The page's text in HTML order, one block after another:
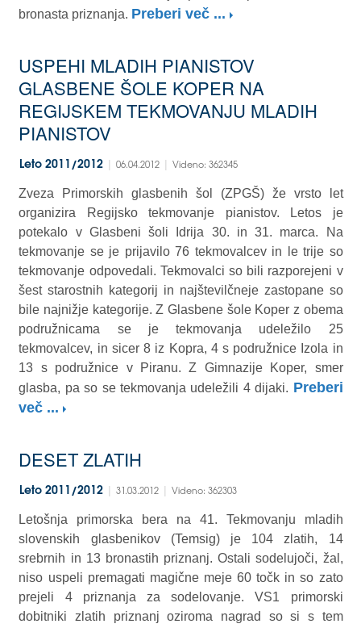
bronasta priznanja. Preberi več ...
USPEHI MLADIH PIANISTOV
GLASBENE ŠOLE KOPER NA
REGIJSKEM TEKMOVANJU MLADIH
PIANISTOV
Leto 2011/2012 | 06.04.2012 | Videno: 362345
Zveza Primorskih glasbenih šol (ZPGŠ) že vrsto let
organizira Regijsko tekmovanje pianistov. Letos je
potekalo v Glasbeni šoli Idrija 30. in 31. marca. Na
tekmovanje se je prijavilo 76 tekmovalcev in le trije so
tekmovanje odpovedali. Tekmovalci so bili razporejeni v
šest starostnih kategorij in najštevilčneje zastopane so
bile najnižje kategorije. Z Glasbene šole Koper z obema
podružnicama se je tekmovanja udeležilo 25
tekmovalcev, in sicer 8 iz Kopra, 4 s podružnice Izola in
13 s podružnice v Piranu. Z Gimnazije Koper, smer
glasba, pa so se tekmovanja udeležili 4 dijaki. Preberi
več ...
DESET ZLATIH
Leto 2011/2012 | 31.03.2012 | Videno: 362303
Letošnja primorska bera na 41. Tekmovanju mladih
slovenskih glasbenikov (Temsig) je 104 zlatih, 14
srebrnih in 13 bronastih priznanj. Ostali sodelujoči, žal,
niso uspeli premagati magične meje 60 točk in so zato
prejeli 4 priznanja za sodelovanje. VS1 primorski
dobitniki zlatih priznanj oziroma nagrad so si s tem